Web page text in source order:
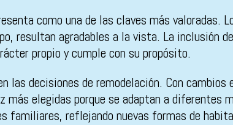
como una de las claves más valoradas.
resultan agradables a la vista. La
propio y cumple con su propósito.
decisiones de remodelación. Con
más elegidas porque se adaptan a
familiares, reflejando nuevas formas de